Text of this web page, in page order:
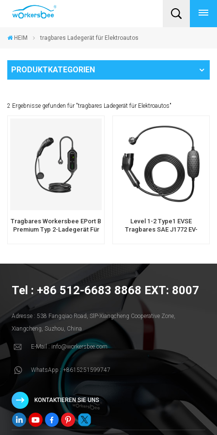
HEIM tragbares Ladegerät für Elektroautos
PRODUKTKATEGORIEN
2 Ergebnisse gefunden für "tragbares Ladegerät für Elektroautos"
Tragbares Workersbee EPort B
Premium Typ 2-Ladegerät Für
Level 1-2 Type1 EVSE
Tragbares SAE J1772 EV-
Tel : +86 512-6683 8868 EXT: 8007
Adresse : 538 Fangqiao Road, SlP-Xiangcheng Cooperative Zone,
Xiangcheng, Suzhou, China
E-Mail : info@workersbee.com
WhatsApp : +8615251599747
KONTAKTIEREN SIE UNS